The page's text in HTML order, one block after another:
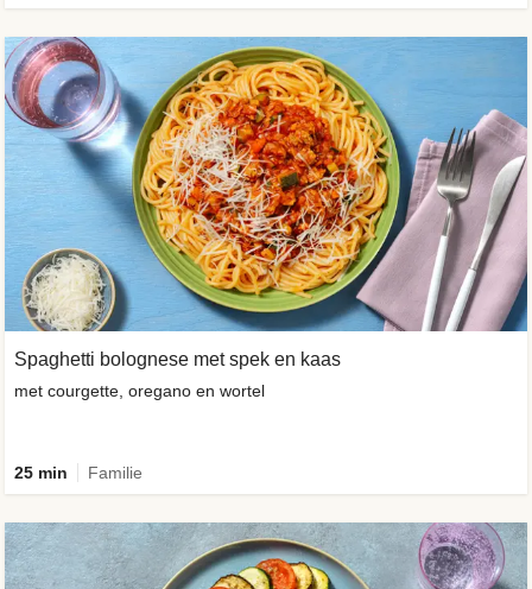
Spaghetti bolognese met spek en kaas
met courgette, oregano en wortel
25 min Familie